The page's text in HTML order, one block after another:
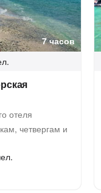
7 часов
отеля
четвергам и